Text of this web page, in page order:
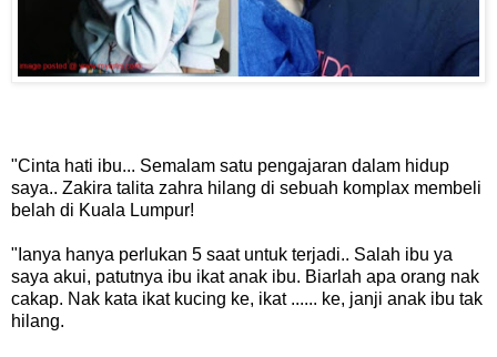
"Cinta hati ibu... Semalam satu pengajaran dalam hidup
saya.. Zakira talita zahra hilang di sebuah komplax membeli
belah di Kuala Lumpur!
"Ianya hanya perlukan 5 saat untuk terjadi.. Salah ibu ya
saya akui, patutnya ibu ikat anak ibu. Biarlah apa orang nak
cakap. Nak kata ikat kucing ke, ikat ...... ke, janji anak ibu tak
hilang.